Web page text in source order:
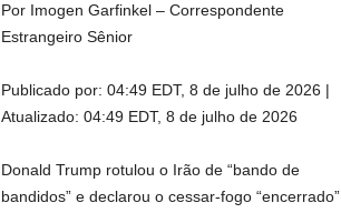
Por Imogen Garfinkel – Correspondente
Estrangeiro Sênior
Publicado por: 04:49 EDT, 8 de julho de 2026 |
Atualizado: 04:49 EDT, 8 de julho de 2026
Donald Trump rotulou o Irão de “bando de
bandidos” e declarou o cessar-fogo “encerrado”